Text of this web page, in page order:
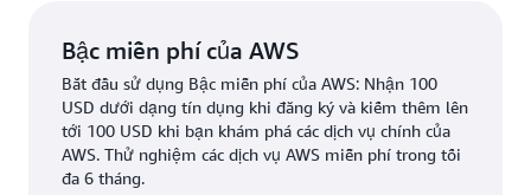
Bậc miễn phí của AWS
Bắt đầu sử dụng Bậc miễn phí của AWS: Nhận 100
USD dưới dạng tín dụng khi đăng ký và kiếm thêm lên
tới 100 USD khi bạn khám phá các dịch vụ chính của
AWS. Thử nghiệm các dịch vụ AWS miễn phí trong tối
đa 6 tháng.